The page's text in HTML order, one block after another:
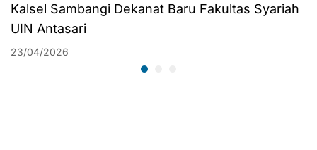
Kalsel Sambangi Dekanat Baru Fakultas Syariah
UIN Antasari
23/04/2026